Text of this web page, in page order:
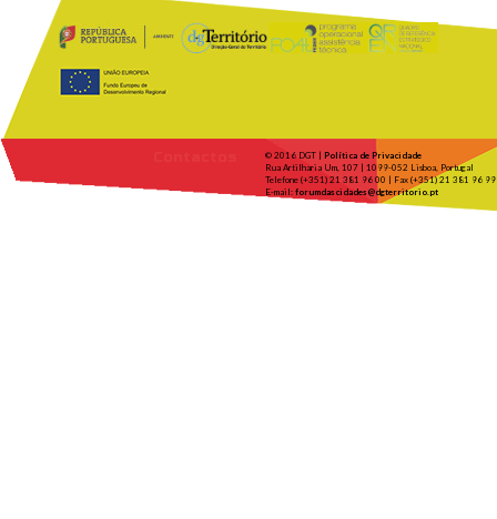
© 2016 DGT | Política de Privacidade
Rua Artilharia Um, 107 | 1099-052 Lisboa, Portugal
Telefone (+351) 21 381 96 00 | Fax (+351) 21 381 96 99
E-mail: forumdascidades@dgterritorio.pt